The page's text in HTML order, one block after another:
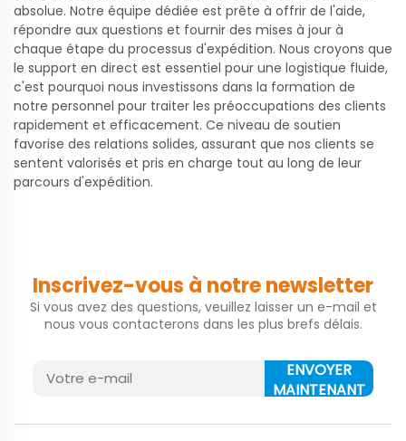
absolue. Notre équipe dédiée est prête à offrir de l'aide,
répondre aux questions et fournir des mises à jour à
chaque étape du processus d'expédition. Nous croyons que
le support en direct est essentiel pour une logistique fluide,
c'est pourquoi nous investissons dans la formation de
notre personnel pour traiter les préoccupations des clients
rapidement et efficacement. Ce niveau de soutien
favorise des relations solides, assurant que nos clients se
sentent valorisés et pris en charge tout au long de leur
parcours d'expédition.
Inscrivez-vous à notre newsletter
Si vous avez des questions, veuillez laisser un e-mail et
nous vous contacterons dans les plus brefs délais.
ENVOYER
MAINTENANT